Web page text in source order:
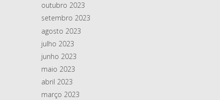
outubro 2023
setembro 2023
agosto 2023
julho 2023
junho 2023
maio 2023
abril 2023
março 2023